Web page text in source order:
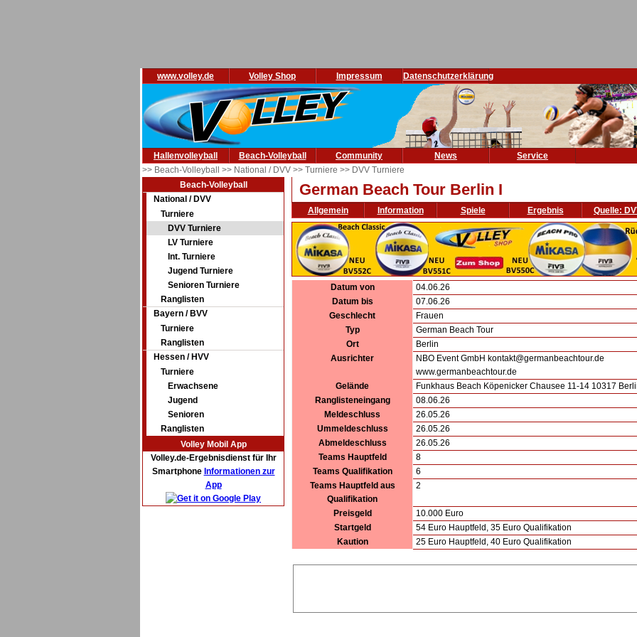
www.volley.de Volley Shop Impressum Datenschutzerklärung
Hallenvolleyball Beach-Volleyball Community News
Service
>> Beach-Volleyball >> National / DVV >> Turniere >> DVV Turniere
Beach-Volleyball
National / DVV
Turniere
DVV Turniere
LV Turniere
Int. Turniere
Jugend Turniere
Senioren Turniere
Ranglisten
Bayern / BVV
Turniere
Ranglisten
Hessen / HVV
Turniere
Erwachsene
Jugend
Senioren
Ranglisten
Volley Mobil App
Volley.de-Ergebnisdienst für Ihr
Smartphone Informationen zur
App
German Beach Tour Berlin I
Allgemein Information Spiele Ergebnis Quelle:
Datum von
04.06.26
Datum bis
07.06.26
Geschlecht
Frauen
Typ
German Beach Tour
Ort
Berlin
Ausrichter
NBO Event GmbH kontakt@germanbeachtour.de
www.germanbeachtour.de
Gelände
Funkhaus Beach Köpenicker Chausee 11-14 10317
Ranglisteneingang
08.06.26
Meldeschluss
26.05.26
Ummeldeschluss
26.05.26
Abmeldeschluss
26.05.26
Teams Hauptfeld
8
Teams Qualifikation
6
Teams Hauptfeld aus
Qualifikation
2
Preisgeld
10.000 Euro
Startgeld
54 Euro Hauptfeld, 35 Euro Qualifikation
Kaution
25 Euro Hauptfeld, 40 Euro Qualifikation